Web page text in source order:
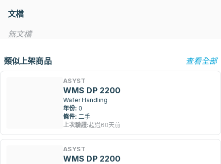
文檔
無文檔
類似上架商品 查看全部
ASYST
WMS DP 2200
Wafer Handling
年份: 0
條件: 二手
上次驗證:超過60天前
ASYST
WMS DP 2200